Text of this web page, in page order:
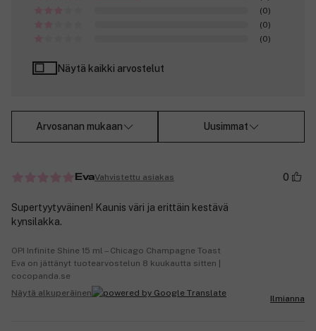
(0)
(0)
(0)
Näytä kaikki arvostelut
Arvosanan mukaan Uusimmat
EvaVahvistettu asiakas 0
Supertyytyväinen! Kaunis väri ja erittäin kestävä
kynsilakka.
OPI Infinite Shine 15 ml – Chicago Champagne Toast
Eva on jättänyt tuotearvostelun 8 kuukautta sitten |
cocopanda.se
Näytä alkuperäinen
Ilmianna